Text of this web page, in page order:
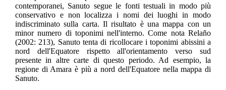
contemporanei, Sanuto segue le fonti testuali in modo più
conservativo e non localizza i nomi dei luoghi in modo
indiscriminato sulla carta. Il risultato è una mappa con un
minor numero di toponimi nell'interno. Come nota Relaño
(2002: 213), Sanuto tenta di ricollocare i toponimi abissini a
nord dell'Equatore rispetto all'orientamento verso sud
presente in altre carte di questo periodo. Ad esempio, la
regione di Amara è più a nord dell'Equatore nella mappa di
Sanuto.